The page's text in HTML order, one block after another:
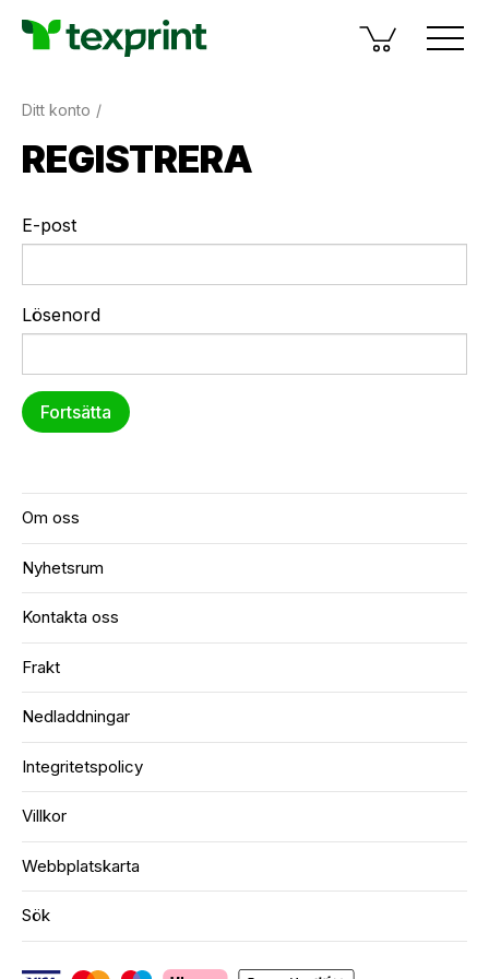
Ditt konto
REGISTRERA
E-post
Lösenord
Om oss
Nyhetsrum
Kontakta oss
Frakt
Nedladdningar
Integritetspolicy
Villkor
Webbplatskarta
Sök